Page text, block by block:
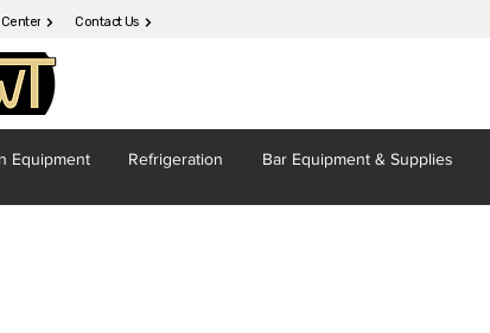
Contact Us
Equipment Refrigeration Bar Equipment & Supplies